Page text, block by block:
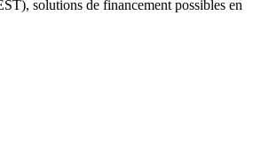
solutions de financement possibles en